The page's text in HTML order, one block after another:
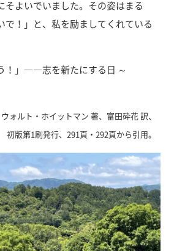
そよいでいました。その姿はまる
で！」と、私を励ましてくれている
！」――志を新たにする日 ～
ォルト・ホイットマン 著、富田砕花 訳、
版第1刷発行、291頁・292頁から引用。